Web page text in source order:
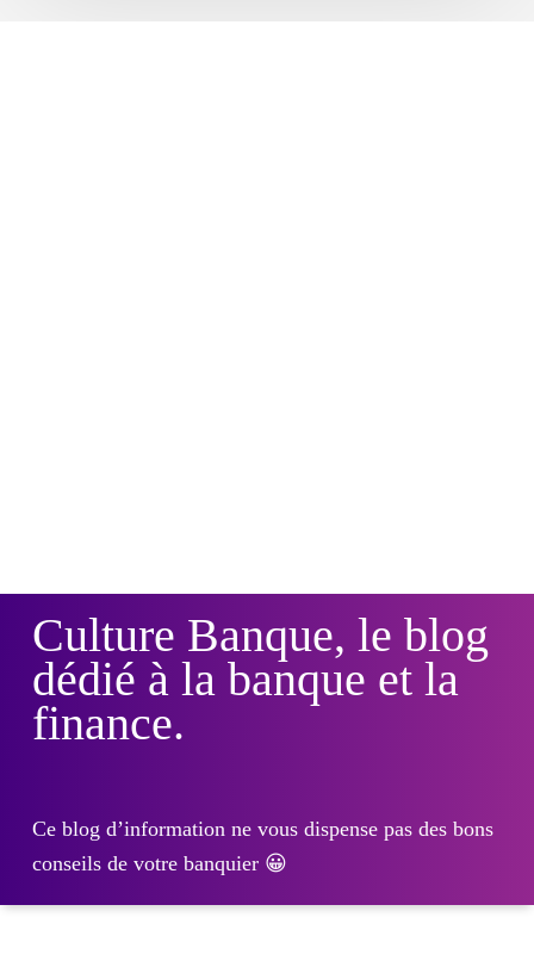
Culture Banque, le blog
dédié à la banque et la
finance.
Ce blog d’information ne vous dispense pas des bons
conseils de votre banquier 😀